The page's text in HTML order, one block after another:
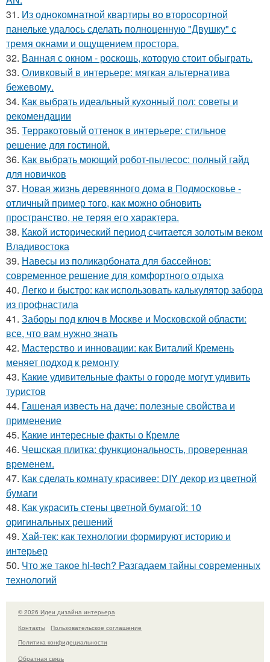
31. Из однокомнатной квартиры во второсортной
панельке удалось сделать полноценную "Двушку" с
тремя окнами и ощущением простора.
32. Ванная с окном - роскошь, которую стоит обыграть.
33. Оливковый в интерьере: мягкая альтернатива
бежевому.
34. Как выбрать идеальный кухонный пол: советы и
рекомендации
35. Терракотовый оттенок в интерьере: стильное
решение для гостиной.
36. Как выбрать моющий робот-пылесос: полный гайд
для новичков
37. Новая жизнь деревянного дома в Подмосковье -
отличный пример того, как можно обновить
пространство, не теряя его характера.
38. Какой исторический период считается золотым веком
Владивостока
39. Навесы из поликарбоната для бассейнов:
современное решение для комфортного отдыха
40. Легко и быстро: как использовать калькулятор забора
из профнастила
41. Заборы под ключ в Москве и Московской области:
все, что вам нужно знать
42. Мастерство и инновации: как Виталий Кремень
меняет подход к ремонту
43. Какие удивительные факты о городе могут удивить
туристов
44. Гашеная известь на даче: полезные свойства и
применение
45. Какие интересные факты о Кремле
46. Чешская плитка: функциональность, проверенная
временем.
47. Как сделать комнату красивее: DIY декор из цветной
бумаги
48. Как украсить стены цветной бумагой: 10
оригинальных решений
49. Хай-тек: как технологии формируют историю и
интерьер
50. Что же такое hi-tech? Разгадаем тайны современных
технологий
© 2026 Идеи дизайна интерьера
Контакты
Пользовательское соглашение
Политика конфидециальности
Обратная связь